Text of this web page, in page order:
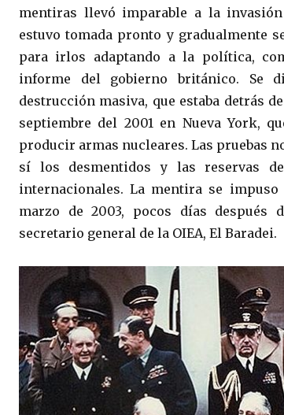
mentiras llevó imparable a la
estuvo tomada pronto y gradualmente
para irlos adaptando a la política,
informe del gobierno británico. Se
destrucción masiva, que estaba detrás
septiembre del 2001 en Nueva York,
producir armas nucleares. Las pruebas
sí los desmentidos y las reservas
internacionales. La mentira se
marzo de 2003, pocos días después
secretario general de la OIEA, El Baradei.